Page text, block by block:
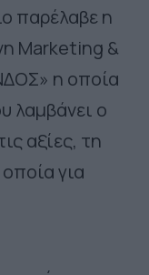
παρέλαβε η
Marketing &
η οποία
λαμβάνει ο
αξίες, τη
για